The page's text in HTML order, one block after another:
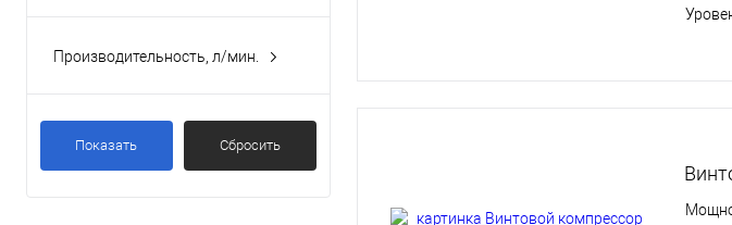
Производительность, л/мин.
Показать Сбросить